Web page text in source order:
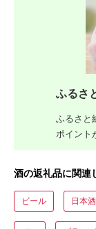
ふるさ
ふるさと
ポイント
酒の返礼品に関連
ビール 日本酒